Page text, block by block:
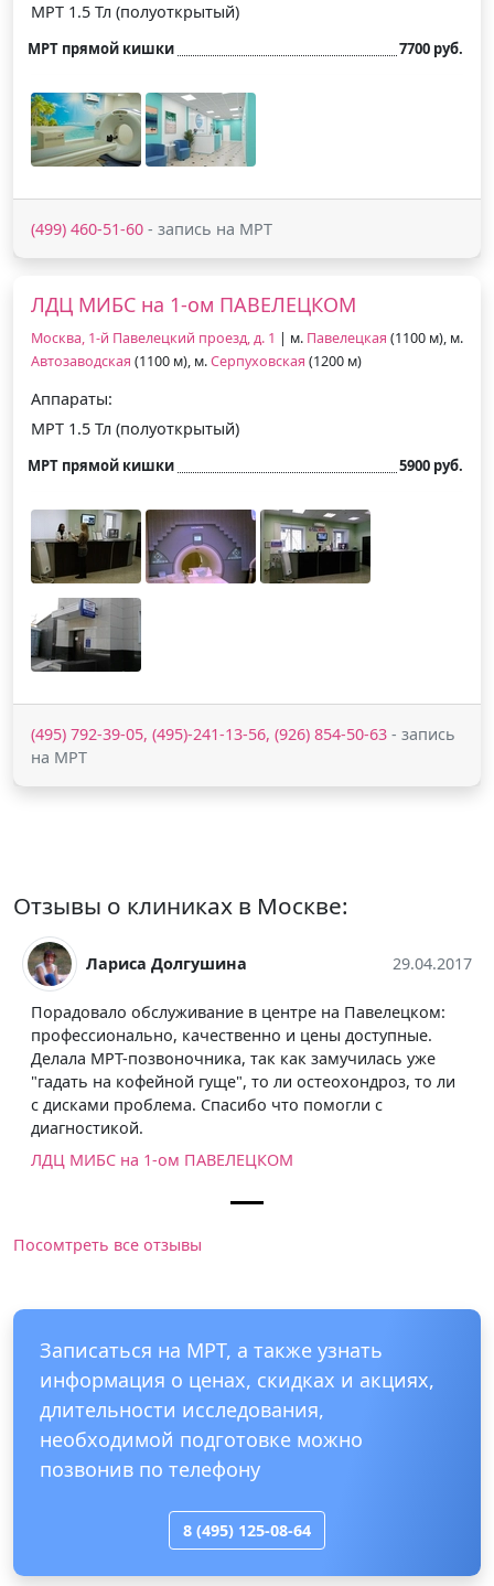
МРТ 1.5 Тл (полуоткрытый)
МРТ прямой кишки 7700 руб.
(499) 460-51-60 - запись на МРТ
ЛДЦ МИБС на 1-ом ПАВЕЛЕЦКОМ
Москва, 1-й Павелецкий проезд, д. 1 | м. Павелецкая (1100 м), м.
Автозаводская (1100 м), м.Серпуховская (1200 м)
Аппараты:
МРТ 1.5 Тл (полуоткрытый)
МРТ прямой кишки 5900 руб.
(495) 792-39-05, (495)-241-13-56, (926) 854-50-63 - запись
на МРТ
Отзывы о клиниках в Москве:
Лариса Долгушина 29.04.2017
Порадовало обслуживание в центре на Павелецком:
профессионально, качественно и цены доступные.
Делала МРТ-позвоночника, так как замучилась уже
"гадать на кофейной гуще", то ли остеохондроз, то ли
с дисками проблема. Спасибо что помогли с
диагностикой.
ЛДЦ МИБС на 1-ом ПАВЕЛЕЦКОМ
Посомтреть все отзывы
Записаться на МРТ, а также узнать
информация о ценах, скидках и акциях,
длительности исследования,
необходимой подготовке можно
позвонив по телефону
8 (495) 125-08-64